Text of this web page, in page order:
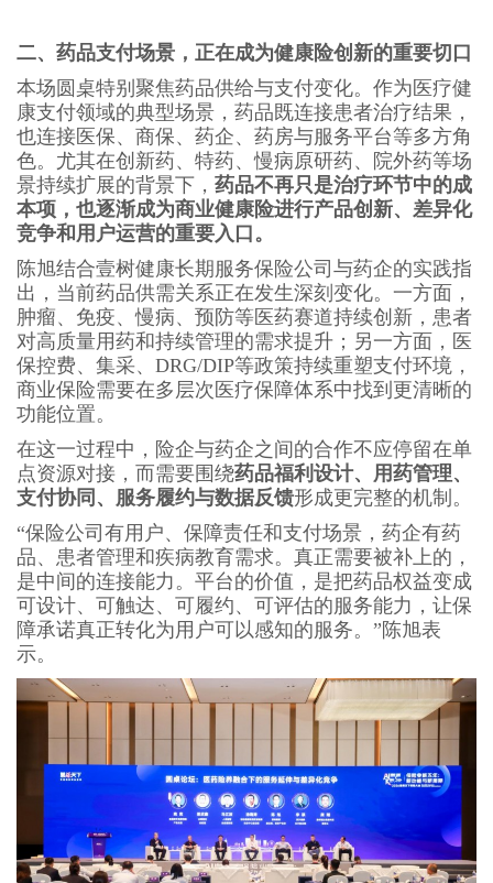
二、药品支付场景，正在成为健康险创新的重要切口
本场圆桌特别聚焦药品供给与支付变化。作为医疗健
康支付领域的典型场景，药品既连接患者治疗结果，
也连接医保、商保、药企、药房与服务平台等多方角
色。尤其在创新药、特药、慢病原研药、院外药等场
景持续扩展的背景下， 药品不再只是治疗环节中的成
本项，也逐渐成为商业健康险进行产品创新、差异化
竞争和用户运营的重要入口。
陈旭结合壹树健康长期服务保险公司与药企的实践指
出，当前药品供需关系正在发生深刻变化。一方面，
肿瘤、免疫、慢病、预防等医药赛道持续创新，患者
对高质量用药和持续管理的需求提升；另一方面，医
保控费、集采、DRG/DIP等政策持续重塑支付环境，
商业保险需要在多层次医疗保障体系中找到更清晰的
功能位置。
在这一过程中，险企与药企之间的合作不应停留在单
点资源对接，而需要围绕药品福利设计、用药管理、
支付协同、服务履约与数据反馈形成更完整的机制。
“保险公司有用户、保障责任和支付场景，药企有药
品、患者管理和疾病教育需求。真正需要被补上的，
是中间的连接能力。平台的价值，是把药品权益变成
可设计、可触达、可履约、可评估的服务能力，让保
障承诺真正转化为用户可以感知的服务。”陈旭表
示。